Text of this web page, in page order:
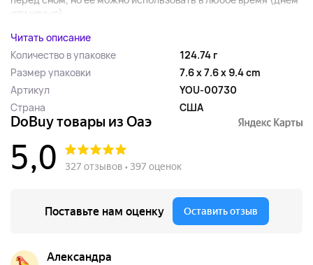
или ночью),...
Читать описание
Количество в упаковке
124.74 г
Размер упаковки
7.6 x 7.6 x 9.4 cm
Артикул
YOU-00730
Страна
США